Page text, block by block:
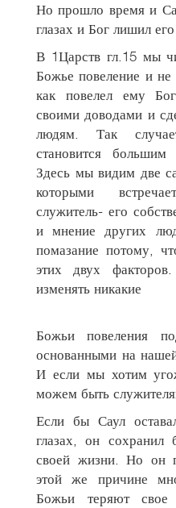
Но прошло время и
глазах и Бог лишил
В 1Царств гл.15 мы
Божье повеление и не
как повелел ему
своими доводами и
людям. Так
становится большим
Здесь мы видим две
которыми
служитель- его
и мнение других
помазание потому,
этих двух
изменять никакие
Божьи повеления
основанными на
И если мы хотим
можем быть
Если бы Саул
глазах, он сохранил
своей жизни. Но он
этой же причине
Божьи теряют свое